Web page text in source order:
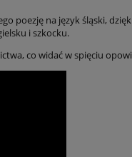
poezję na język śląski,
i szkocku.
co widać w spięciu